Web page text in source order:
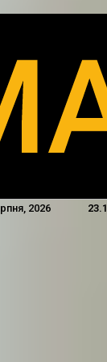
2026 23.1